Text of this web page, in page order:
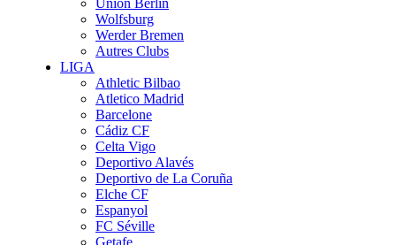
Union Berlin
Wolfsburg
Werder Bremen
Autres Clubs
LIGA
Athletic Bilbao
Atletico Madrid
Barcelone
Cádiz CF
Celta Vigo
Deportivo Alavés
Deportivo de La Coruña
Elche CF
Espanyol
FC Séville
Getafe